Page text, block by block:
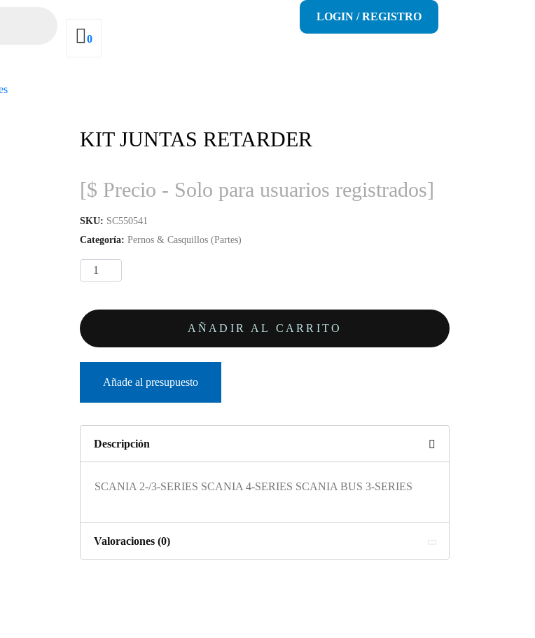
0
LOGIN / REGISTRO
KIT JUNTAS RETARDER
[$ Precio - Solo para usuarios registrados]
SKU: SC550541
Categoría: Pernos & Casquillos (Partes)
AÑADIR AL CARRITO
Añade al presupuesto
Descripción
SCANIA 2-/3-SERIES SCANIA 4-SERIES SCANIA BUS 3-SERIES
Valoraciones (0)